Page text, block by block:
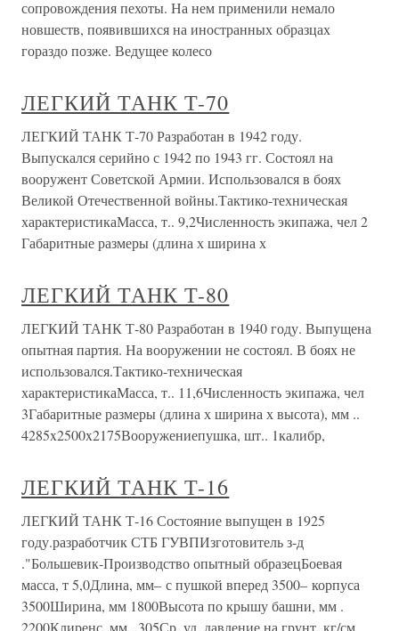
сопровождения пехоты. На нем применили немало
новшеств, появившихся на иностранных образцах
гораздо позже. Ведущее колесо
ЛЕГКИЙ ТАНК Т-70
ЛЕГКИЙ ТАНК Т-70 Разработан в 1942 году.
Выпускался серийно с 1942 по 1943 гг. Состоял на
вооружент Советской Армии. Использовался в боях
Великой Отечественной войны.Тактико-техническая
характеристикаМасса, т.. 9,2Численность экипажа, чел 2
Габаритные размеры (длина х ширина х
ЛЕГКИЙ ТАНК Т-80
ЛЕГКИЙ ТАНК Т-80 Разработан в 1940 году. Выпущена
опытная партия. На вооружении не состоял. В боях не
использовался.Тактико-техническая
характеристикаМасса, т.. 11,6Численность экипажа, чел
3Габаритные размеры (длина х ширина х высота), мм ..
4285x2500x2175Вооружениепушка, шт.. 1калибр,
ЛЕГКИЙ ТАНК Т-16
ЛЕГКИЙ ТАНК Т-16 Состояние выпущен в 1925
году.разработчик СТБ ГУВПИзготовитель з-д
."Большевик-Производство опытный образецБоевая
масса, т 5,0Длина, мм– с пушкой вперед 3500– корпуса
3500Ширина, мм 1800Высота по крышу башни, мм .